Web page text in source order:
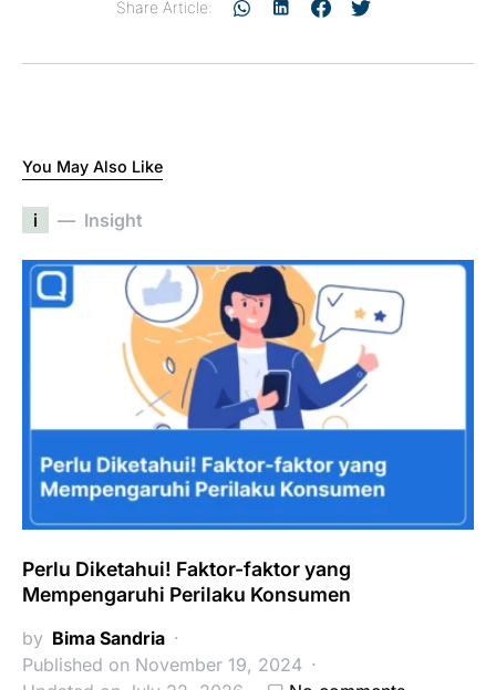
Share Article:
You May Also Like
i Insight
Perlu Diketahui! Faktor-faktor yang
Mempengaruhi Perilaku Konsumen
by Bima Sandria
Published on November 19, 2024